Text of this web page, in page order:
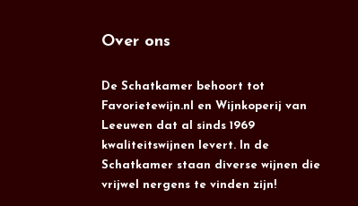
Over ons
De Schatkamer behoort tot
Favorietewijn.nl en Wijnkoperij van
Leeuwen dat al sinds 1969
kwaliteitswijnen levert. In de
Schatkamer staan diverse wijnen die
vrijwel nergens te vinden zijn!